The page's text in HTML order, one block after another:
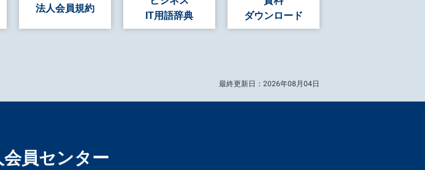
法人会員規約
IT用語辞典
ダウンロード
最終更新日：2026年08月04日
員センター